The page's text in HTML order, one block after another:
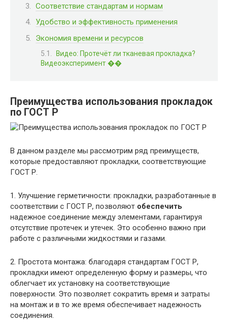
Соответствие стандартам и нормам
Удобство и эффективность применения
Экономия времени и ресурсов
Видео: Протечёт ли тканевая прокладка?
Видеоэксперимент ��
Преимущества использования прокладок
по ГОСТ Р
В данном разделе мы рассмотрим ряд преимуществ,
которые предоставляют прокладки, соответствующие
ГОСТ Р.
1. Улучшение герметичности: прокладки, разработанные в
соответствии с ГОСТ Р, позволяют обеспечить
надежное соединение между элементами, гарантируя
отсутствие протечек и утечек. Это особенно важно при
работе с различными жидкостями и газами.
2. Простота монтажа: благодаря стандартам ГОСТ Р,
прокладки имеют определенную форму и размеры, что
облегчает их установку на соответствующие
поверхности. Это позволяет сократить время и затраты
на монтаж и в то же время обеспечивает надежность
соединения.